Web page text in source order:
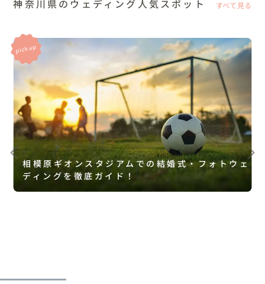
神奈川県のウェディング人気スポット すべて見る
相模原ギオンスタジアムでの結婚式・フォトウェ
ディングを徹底ガイド！